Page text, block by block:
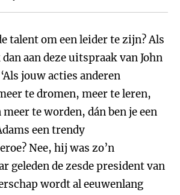
talent om een leider te zijn? Als
aan deze uitspraak van John
jouw acties anderen
te dromen, meer te leren,
meer te worden, dán ben je een
een trendy
Nee, hij was zo’n
geleden de zesde president van
wordt al eeuwenlang